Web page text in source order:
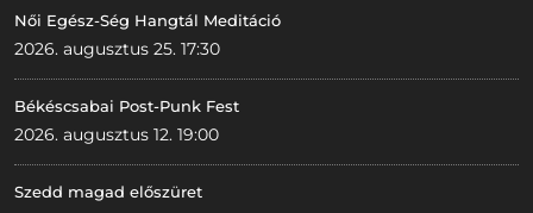
Női Egész-Ség Hangtál Meditáció
2026. augusztus 25. 17:30
Békéscsabai Post-Punk Fest
2026. augusztus 12. 19:00
Szedd magad előszüret